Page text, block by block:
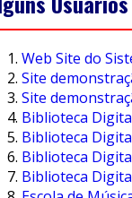
Web Site do
Site
Site
Biblioteca
Biblioteca
Biblioteca
Biblioteca